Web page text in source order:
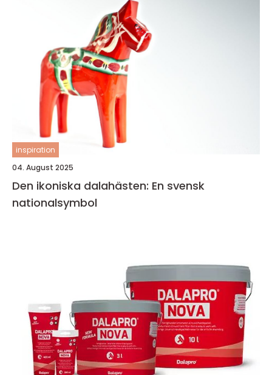
inspiration
04. August 2025
Den ikoniska dalahästen: En svensk
nationalsymbol